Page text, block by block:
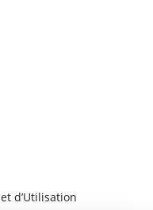
d’Utilisation